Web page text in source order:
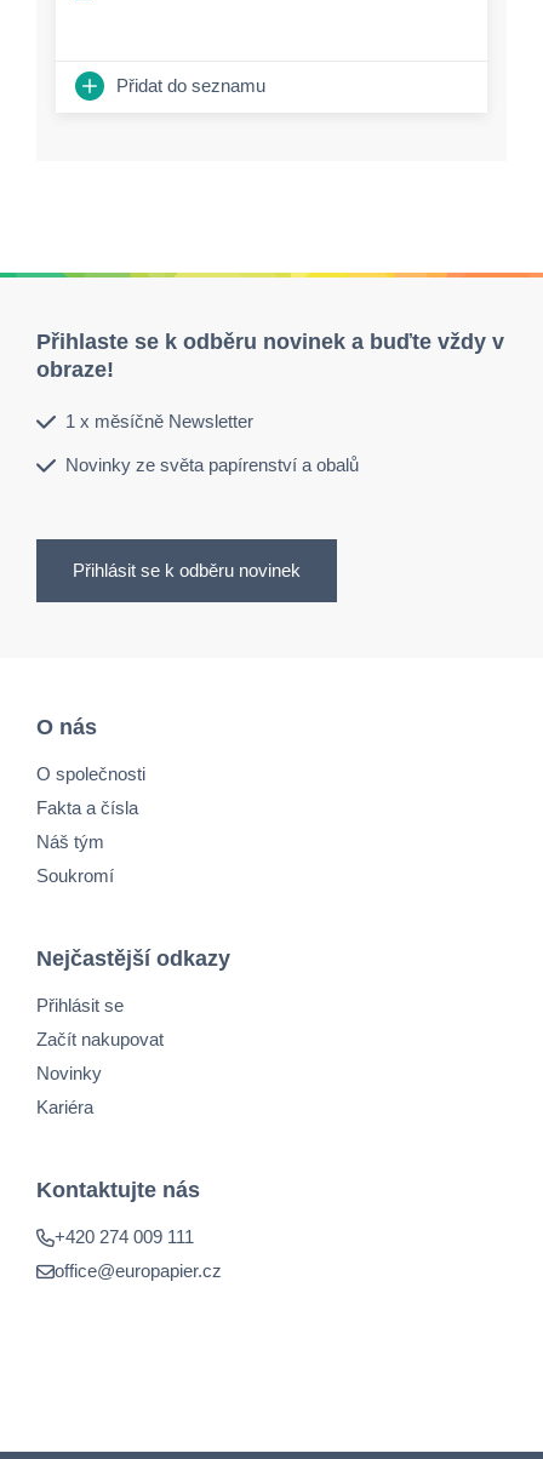
Přidat do seznamu
Přihlaste se k odběru novinek a buďte vždy v
obraze!
1 x měsíčně Newsletter
Novinky ze světa papírenství a obalů
Přihlásit se k odběru novinek
O nás
O společnosti
Fakta a čísla
Náš tým
Soukromí
Nejčastější odkazy
Přihlásit se
Začít nakupovat
Novinky
Kariéra
Kontaktujte nás
+420 274 009 111
office@europapier.cz